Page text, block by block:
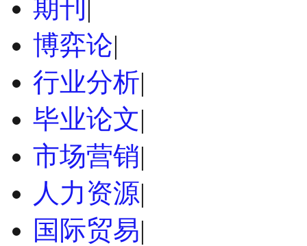
期刊 |
博弈论|
行业分析|
毕业论文|
市场营销|
人力资源|
国际贸易|